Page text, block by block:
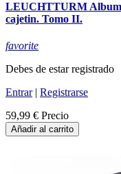
LEUCHTTURM Album
cajetin. Tomo II.
favorite
Debes de estar registrado
Entrar| Registrarse
59,99 € Precio
Añadir al carrito